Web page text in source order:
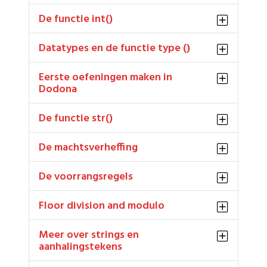
De functie int()
Datatypes en de functie type ()
Eerste oefeningen maken in
Dodona
De functie str()
De machtsverheffing
De voorrangsregels
Floor division and modulo
Meer over strings en
aanhalingstekens